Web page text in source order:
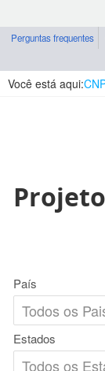
Perguntas frequentes
Você está aqui:
País
Estados